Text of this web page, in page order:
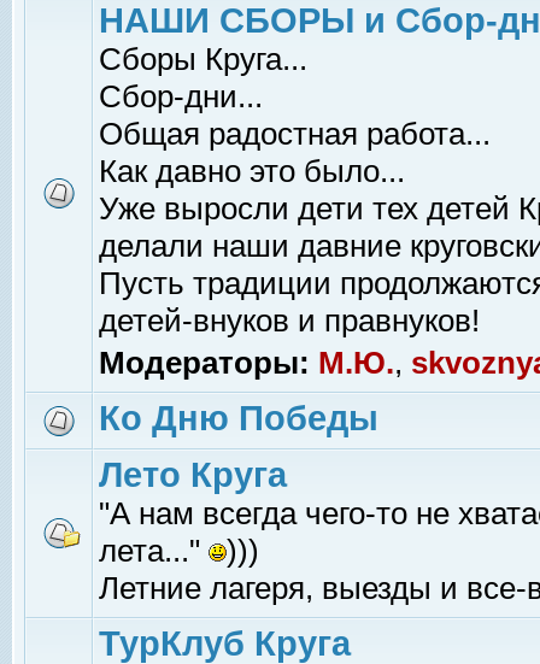
НАШИ СБОРЫ и Сбор-
Сборы Круга...
Сбор-дни...
Общая радостная работа...
Как давно это было...
Уже выросли дети тех детей
делали наши давние
Пусть традиции
детей-внуков и правнуков!
Модераторы: М.Ю.,
Ко Дню Победы
Лето Круга
"А нам всегда чего-то не
лета..."
)))
Летние лагеря, выезды и все-
ТурКлуб Круга